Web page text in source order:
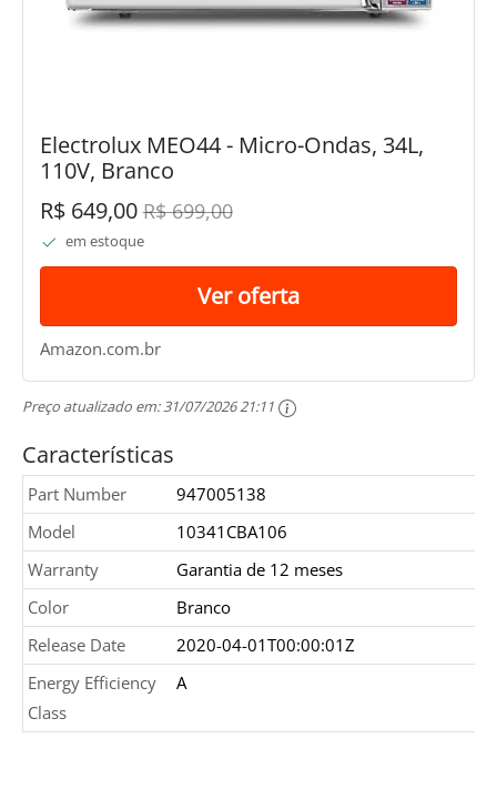
Electrolux MEO44 - Micro-Ondas, 34L,
110V, Branco
R$ 649,00R$ 699,00
em estoque
Ver oferta
Amazon.com.br
Preço atualizado em:31/07/2026 21:11
Características
Part Number
947005138
Model
10341CBA106
Warranty
Garantia de 12 meses
Color
Branco
Release Date
2020-04-01T00:00:01Z
Energy Efficiency
Class
A